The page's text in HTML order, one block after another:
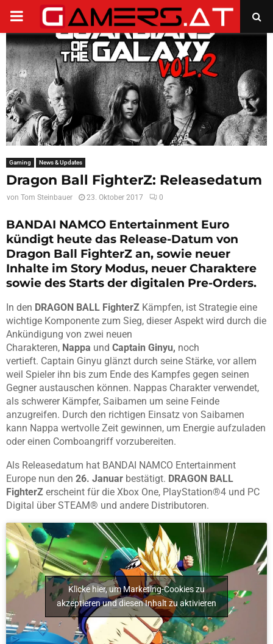
PRIMARY
MENU
Gaming News & Updates
Dragon Ball FighterZ: Releasedatum
von Tom Steinbauer 23. Oktober 2017 0
BANDAI NAMCO Entertainment Euro
kündigt heute das Release-Datum von
Dragon Ball FighterZ an, sowie neuer
Inhalte im Story Modus, neuer Charaktere
sowie des Starts der digitalen Pre-Orders.
In den DRAGON BALL FighterZ Kämpfen, ist Strategie eine
wichtige Komponente zum Sieg, dieser Aspekt wird durch die
Ankündigung von zwei neuen
Charakteren, Nappa und Captain Ginyu, noch
vertieft. Captain Ginyu glänzt durch seine Stärke, vor allem
weil Spieler ihn bis zum Ende des Kampfes gegen seinen
Gegner austauschen können. Nappas Charakter verwendet,
als schwerer Kämpfer, Saibamen um seine Feinde
anzugreifen. Durch den richtigen Einsatz von Saibamen
kann Nappa wertvolle Zeit gewinnen, um Energie aufzuladen
oder einen Comboangriff vorzubereiten.
Als Releasedatum hat BANDAI NAMCO Entertainment
Europe nun den 26. Januar bestätigt. DRAGON BALL
FighterZ erscheint für die Xbox One, PlayStation®4 und PC
Digital über STEAM® und andere Distributoren.
Klicke hier, um Marketing-Cookies zu
akzeptieren und diesen Inhalt zu aktivieren